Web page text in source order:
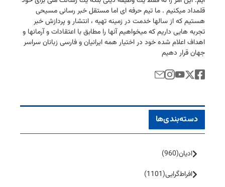
قلمداد میكنیم . ما تیم حرفه ای اما مستقل خبر رسانی مسیحی
هستیم كه از سالها خدمت در زمینه تهیه ، انتشار و پردازش خبر
تجربه هایی داریم كه میخواهیم آنها را مطابق با اعتقادات و آرمانها و
اهداف اعلام شده خود در اختیار همه ایرانیان و فارسی زبانان سراسر
جهان قرار دهیم
دسته‌بندی‌ها
ادیان(960)
افراط‌گرایی(1101)